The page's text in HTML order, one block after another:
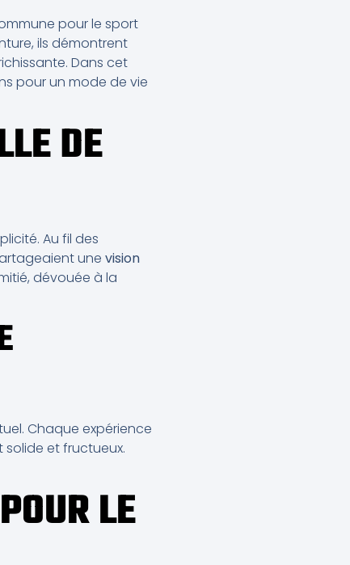
pour le sport
ils démontrent
Dans cet
pour un mode de vie
DE
Au fil des
une vision
dévouée à la
Chaque expérience
et fructueux.
LE